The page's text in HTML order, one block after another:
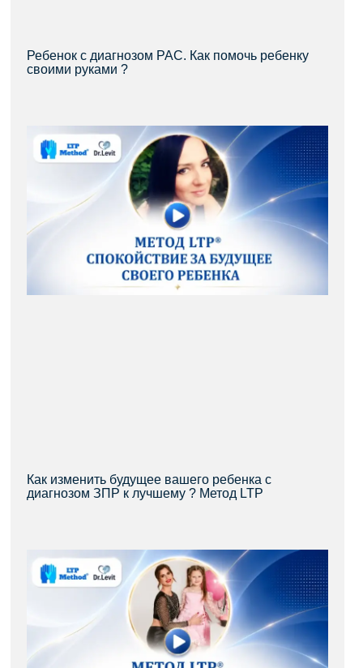
Ребенок с диагнозом РАС. Как помочь ребенку
своими руками ?
Как изменить будущее вашего ребенка с
диагнозом ЗПР к лучшему ? Метод LTP